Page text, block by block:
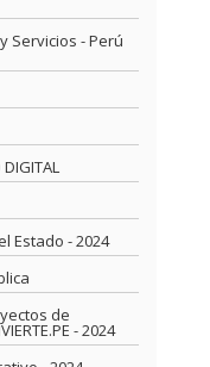
Servicios - Perú
DIGITAL
Estado - 2024
de
- 2024